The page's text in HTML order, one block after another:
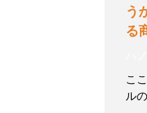
う
る
こ
ル